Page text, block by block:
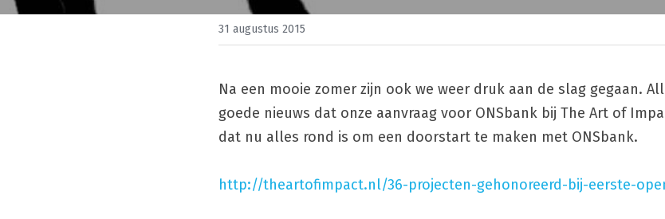
31 augustus 2015
Na een mooie zomer zijn ook we weer druk aan de slag gegaan.
goede nieuws dat onze aanvraag voor ONSbank bij The Art of
dat nu alles rond is om een doorstart te maken met ONSbank.
http://theartofimpact.nl/36-projecten-gehonoreerd-bij-eerste-